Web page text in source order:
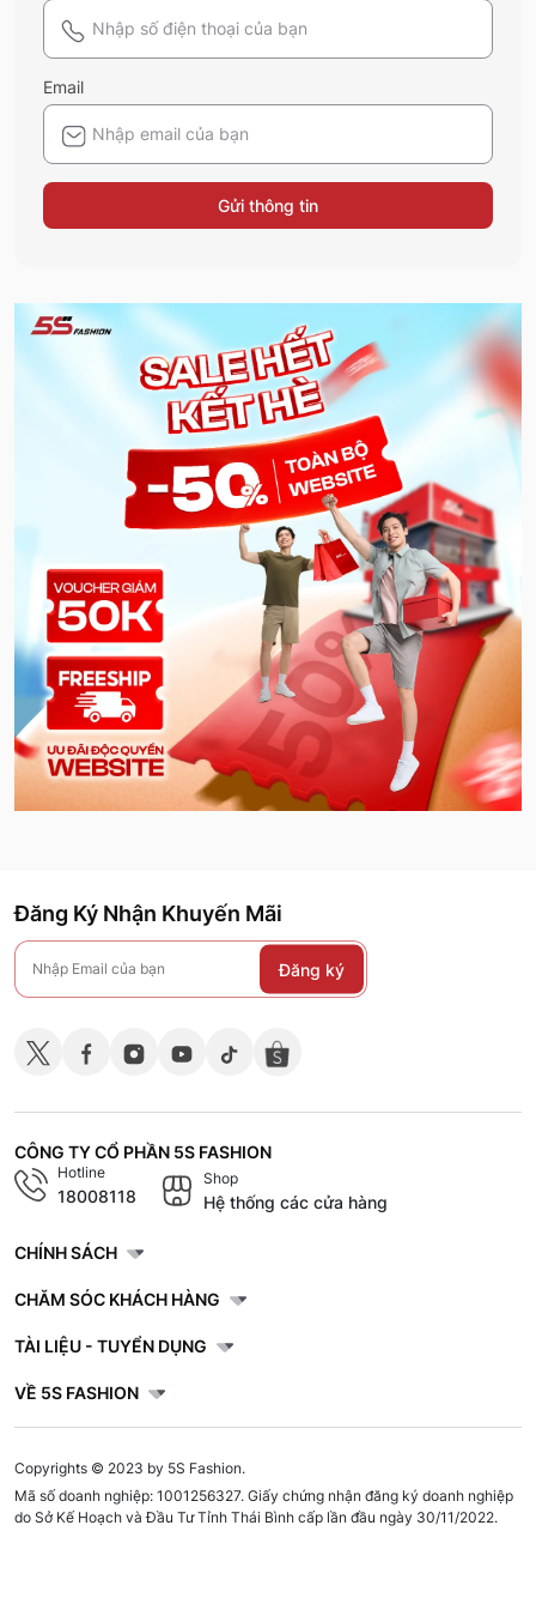
Email
Gửi thông tin
Đăng Ký Nhận Khuyến Mãi
Đăng ký
CÔNG TY CỔ PHẦN 5S FASHION
Hotline
18008118
Shop
Hệ thống các cửa hàng
CHÍNH SÁCH
CHĂM SÓC KHÁCH HÀNG
TÀI LIỆU - TUYỂN DỤNG
VỀ 5S FASHION
Copyrights © 2023 by 5S Fashion.
Mã số doanh nghiệp: 1001256327. Giấy chứng nhận đăng ký doanh nghiệp
do Sở Kế Hoạch và Đầu Tư Tỉnh Thái Bình cấp lần đầu ngày 30/11/2022.